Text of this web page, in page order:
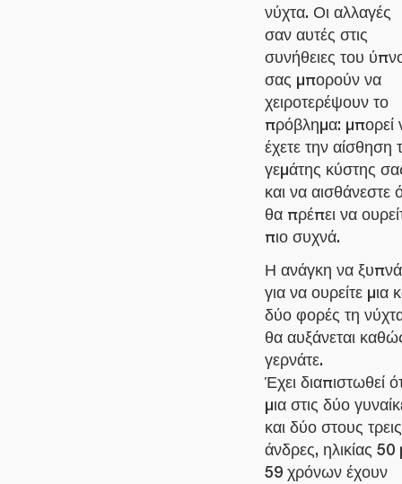
νύχτα. Οι αλλαγές
σαν αυτές στις
συνήθειες του
σας μπορούν να
χειροτερέψουν το
πρόβλημα: μπορεί
έχετε την αίσθηση
γεμάτης κύστης
και να αισθάνεστε
θα πρέπει να
πιο συχνά.
Η ανάγκη να
για να ουρείτε μια
δύο φορές τη
θα αυξάνεται
γερνάτε.
Έχει διαπιστωθεί
μια στις δύο
και δύο στους τρεις
άνδρες, ηλικίας 50
59 χρόνων έχουν